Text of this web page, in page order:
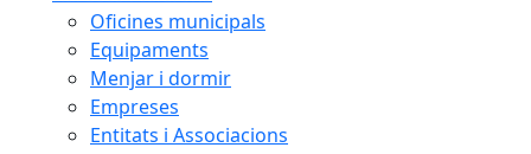
Oficines municipals
Equipaments
Menjar i dormir
Empreses
Entitats i Associacions